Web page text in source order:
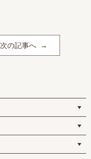
次の記事へ